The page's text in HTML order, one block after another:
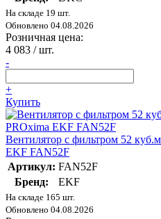
На складе 19 шт.
Обновлено 04.08.2026
Розничная цена:
4 083 / шт.
-
+
Купить
Вентилятор с фильтром 52
EKF FAN52F
Артикул: FAN52F
Бренд:
EKF
На складе 165 шт.
Обновлено 04.08.2026